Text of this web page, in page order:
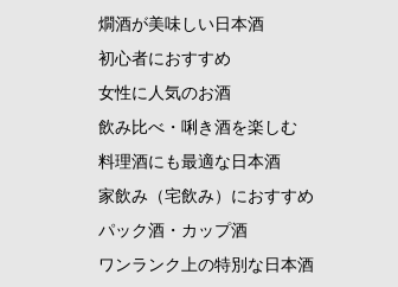
燗酒が美味しい日本酒
初心者におすすめ
女性に人気のお酒
飲み比べ・唎き酒を楽しむ
料理酒にも最適な日本酒
家飲み（宅飲み）におすすめ
パック酒・カップ酒
ワンランク上の特別な日本酒